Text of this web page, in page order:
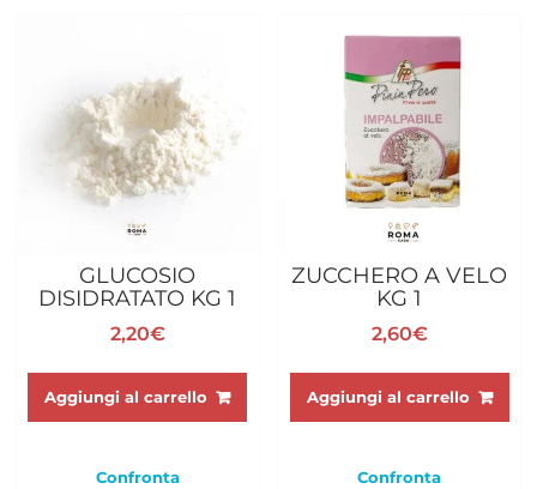
GLUCOSIO
DISIDRATATO KG 1
2,20€
Aggiungi al carrello
Confronta
ZUCCHERO A VELO
KG 1
2,60€
Aggiungi al carrello
Confronta